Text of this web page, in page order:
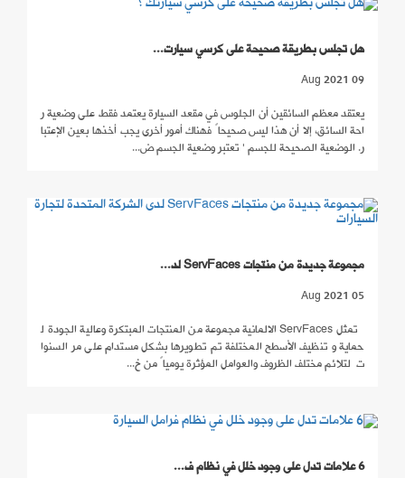
هل تجلس بطريقة صحيحة على كرسي سيارت...
09 Aug 2021
يعتقد معظم السائقين أن الجلوس في مقعد السيارة يعتمد فقط على وضعية ر
احة السائق، إلا أن هذا ليس صحيحاً فهناك أمور أخرى يجب أخذها بعين الإعتبا
ر. الوضعية الصحيحة للجسم ' تعتبر وضعية الجسم ض...
مجموعة جديدة من منتجات ServFaces لد...
05 Aug 2021
تمثل ServFaces الالمانية مجموعة من المنتجات المبتكرة وعالية الجودة ل
حماية و تنظيف الأسطح المختلفة تم تطويرها بشكل مستدام على مر السنوا
ت لتلائم مختلف الظروف والعوامل المؤثرة يومياً من خ...
6 علامات تدل على وجود خلل في نظام ف...